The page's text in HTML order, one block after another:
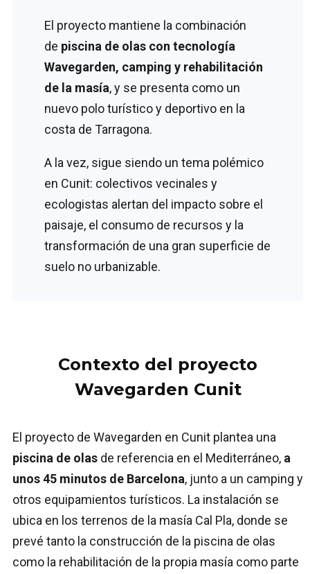
El proyecto mantiene la combinación
de piscina de olas con tecnología
Wavegarden, camping y rehabilitación
de la masía, y se presenta como un
nuevo polo turístico y deportivo en la
costa de Tarragona.
A la vez, sigue siendo un tema polémico
en Cunit: colectivos vecinales y
ecologistas alertan del impacto sobre el
paisaje, el consumo de recursos y la
transformación de una gran superficie de
suelo no urbanizable.
Contexto del proyecto
Wavegarden Cunit
El proyecto de Wavegarden en Cunit plantea una
piscina de olas de referencia en el Mediterráneo, a
unos 45 minutos de Barcelona, junto a un camping y
otros equipamientos turísticos. La instalación se
ubica en los terrenos de la masía Cal Pla, donde se
prevé tanto la construcción de la piscina de olas
como la rehabilitación de la propia masía como parte